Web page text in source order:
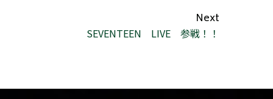
Next
SEVENTEEN LIVE 参戦！！